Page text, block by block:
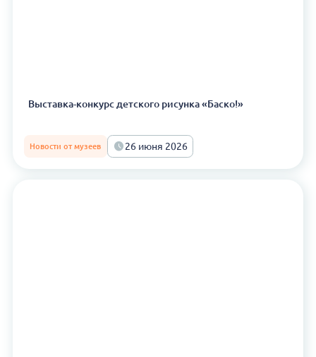
Выставка-конкурс детского рисунка «Баско!»
Новости от музеев 26 июня 2026